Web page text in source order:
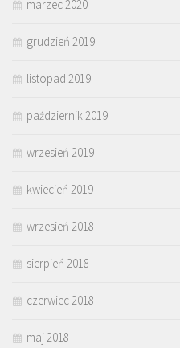
marzec 2020
grudzień 2019
listopad 2019
październik 2019
wrzesień 2019
kwiecień 2019
wrzesień 2018
sierpień 2018
czerwiec 2018
maj 2018